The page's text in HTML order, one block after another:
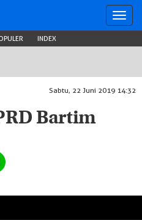
INDEX
Sabtu, 22 Juni 2019 14:32
Bartim